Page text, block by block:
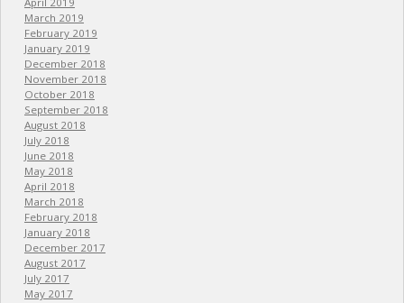
March 2019
February 2019
January 2019
December 2018
November 2018
October 2018
September 2018
August 2018
July 2018
June 2018
May 2018
April 2018
March 2018
February 2018
January 2018
December 2017
August 2017
July 2017
May 2017